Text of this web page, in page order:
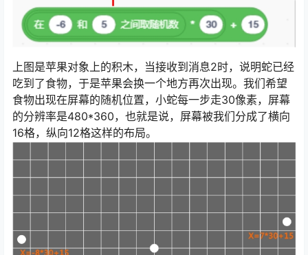
上图是苹果对象上的积木，当接收到消息2时，说明蛇已经
吃到了食物，于是苹果会换一个地方再次出现。我们希望
食物出现在屏幕的随机位置，小蛇每一步走30像素，屏幕
的分辨率是480*360，也就是说，屏幕被我们分成了横向
16格，纵向12格这样的布局。